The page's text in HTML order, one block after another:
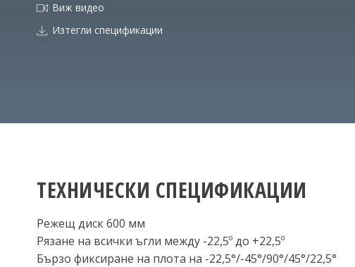
Виж видео
Изтегли спецификации
ТЕХНИЧЕСКИ СПЕЦИФИКАЦИИ
Режещ диск 600 мм
Рязане на всички ъгли между -22,5º до +22,5º
Бързо фиксиране на плота на -22,5°/-45°/90°/45°/22,5°